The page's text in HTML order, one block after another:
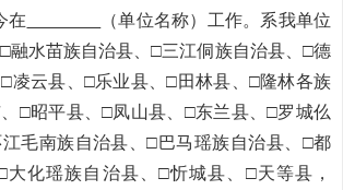
在 （单位名称）工作。 系我单位
□融水苗族自治县、□三江侗族自治县、 □德
□凌云县、 □乐业县、□田林县、 □隆林各族
□昭平县、□凤山县、 □东兰县、□罗城仫
毛南族自治县、□巴马瑶族自治县、 □都
大化瑶族自治县、 □忻城县、 □天等县，